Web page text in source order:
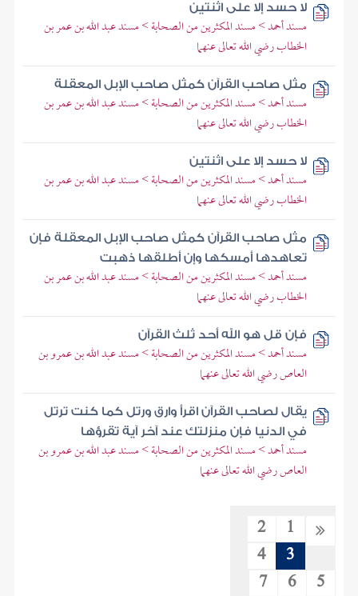
لا حسد إلا على اثنتين
مسند أحمد > مسند المكثرين من الصحابة > مسند عبد الله بن عمر بن
الخطاب رضي الله تعالى عنهما
مثل صاحب القرآن كمثل صاحب الإبل المعقلة
مسند أحمد > مسند المكثرين من الصحابة > مسند عبد الله بن عمر بن
الخطاب رضي الله تعالى عنهما
لا حسد إلا على اثنتين
مسند أحمد > مسند المكثرين من الصحابة > مسند عبد الله بن عمر بن
الخطاب رضي الله تعالى عنهما
مثل صاحب القرآن كمثل صاحب الإبل المعقلة فإن
تعاهدها أمسكها وإن أطلقها ذهبت
مسند أحمد > مسند المكثرين من الصحابة > مسند عبد الله بن عمر بن
الخطاب رضي الله تعالى عنهما
فإن قل هو الله أحد ثلث القرآن
مسند أحمد > مسند المكثرين من الصحابة > مسند عبد الله بن عمرو بن
العاص رضي الله تعالى عنهما
يقال لصاحب القرآن اقرأ وارق ورتل كما كنت ترتل
في الدنيا فإن منزلتك عند آخر آية تقرؤها
مسند أحمد > مسند المكثرين من الصحابة > مسند عبد الله بن عمرو بن
العاص رضي الله تعالى عنهما
1
2
3
4
5
6
7